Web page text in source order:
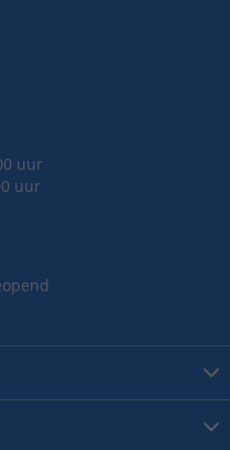
uur
uur